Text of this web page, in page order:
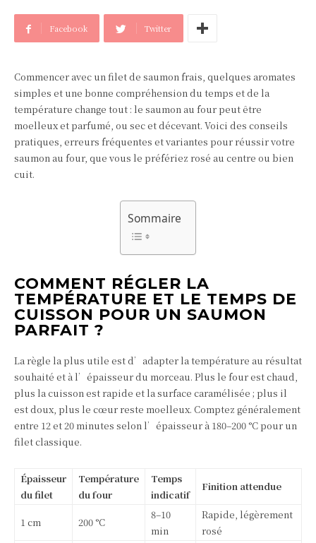
Facebook Twitter
Commencer avec un filet de saumon frais, quelques aromates
simples et une bonne compréhension du temps et de la
température change tout : le saumon au four peut être
moelleux et parfumé, ou sec et décevant. Voici des conseils
pratiques, erreurs fréquentes et variantes pour réussir votre
saumon au four, que vous le préfériez rosé au centre ou bien
cuit.
Sommaire
COMMENT RÉGLER LA
TEMPÉRATURE ET LE TEMPS DE
CUISSON POUR UN SAUMON
PARFAIT ?
La règle la plus utile est d’adapter la température au résultat
souhaité et à l’épaisseur du morceau. Plus le four est chaud,
plus la cuisson est rapide et la surface caramélisée ; plus il
est doux, plus le cœur reste moelleux. Comptez généralement
entre 12 et 20 minutes selon l’épaisseur à 180–200 °C pour un
filet classique.
Épaisseur
du filet
Température
du four
Temps
indicatif
Finition attendue
1 cm 200 °C
8–10
min
Rapide, légèrement
rosé